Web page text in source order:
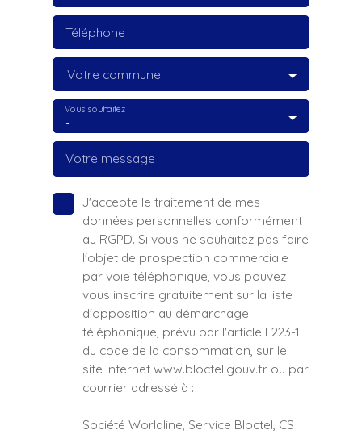
Téléphone
Votre commune
-
Vous souhaitez
Votre message
J'accepte le traitement de mes
données personnelles conformément
au RGPD. Si vous ne souhaitez pas faire
l'objet de prospection commerciale
par voie téléphonique, vous pouvez
vous inscrire gratuitement sur la liste
d'opposition au démarchage
téléphonique, prévu par l'article L223-1
du code de la consommation, sur le
site Internet www.bloctel.gouv.fr ou par
courrier adressé à :
Société Worldline, Service Bloctel, CS